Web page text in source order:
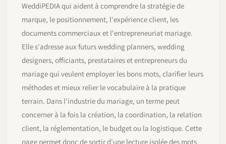
CONNEXION
WeddiPEDIA qui aident à comprendre la stratégie de
marque, le positionnement, l'expérience client, les
documents commerciaux et l'entrepreneuriat mariage.
Elle s'adresse aux futurs wedding planners, wedding
designers, officiants, prestataires et entrepreneurs du
mariage qui veulent employer les bons mots, clarifier leurs
méthodes et mieux relier le vocabulaire à la pratique
terrain. Dans l'industrie du mariage, un terme peut
concerner à la fois la création, la coordination, la relation
client, la réglementation, le budget ou la logistique. Cette
page permet donc de sortir d'une lecture isolée des mots